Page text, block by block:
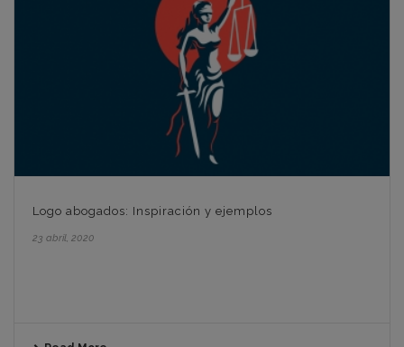
Logo abogados: Inspiración y ejemplos
23 abril, 2020